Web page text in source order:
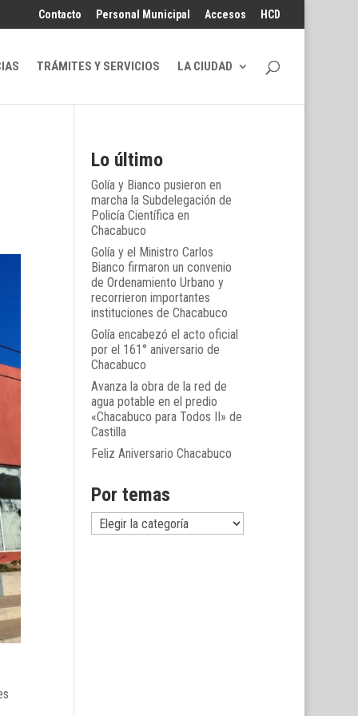
Contacto Personal Municipal Accesos HCD
TRÁMITES Y SERVICIOS LA CIUDAD
Lo último
Golía y Bianco pusieron en
marcha la Subdelegación de
Policía Científica en
Chacabuco
Golía y el Ministro Carlos
Bianco firmaron un convenio
de Ordenamiento Urbano y
recorrieron importantes
instituciones de Chacabuco
Golía encabezó el acto oficial
por el 161° aniversario de
Chacabuco
Avanza la obra de la red de
agua potable en el predio
«Chacabuco para Todos II» de
Castilla
Feliz Aniversario Chacabuco
Por temas
Por
temas